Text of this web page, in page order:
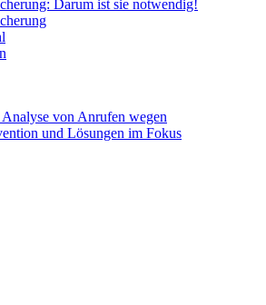
Darum ist sie notwendig!
Analyse von Anrufen wegen
und Lösungen im Fokus